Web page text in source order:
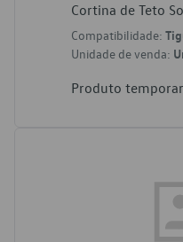
Cortina de Teto
Compatibilidade:
Unidade de venda:
Produto